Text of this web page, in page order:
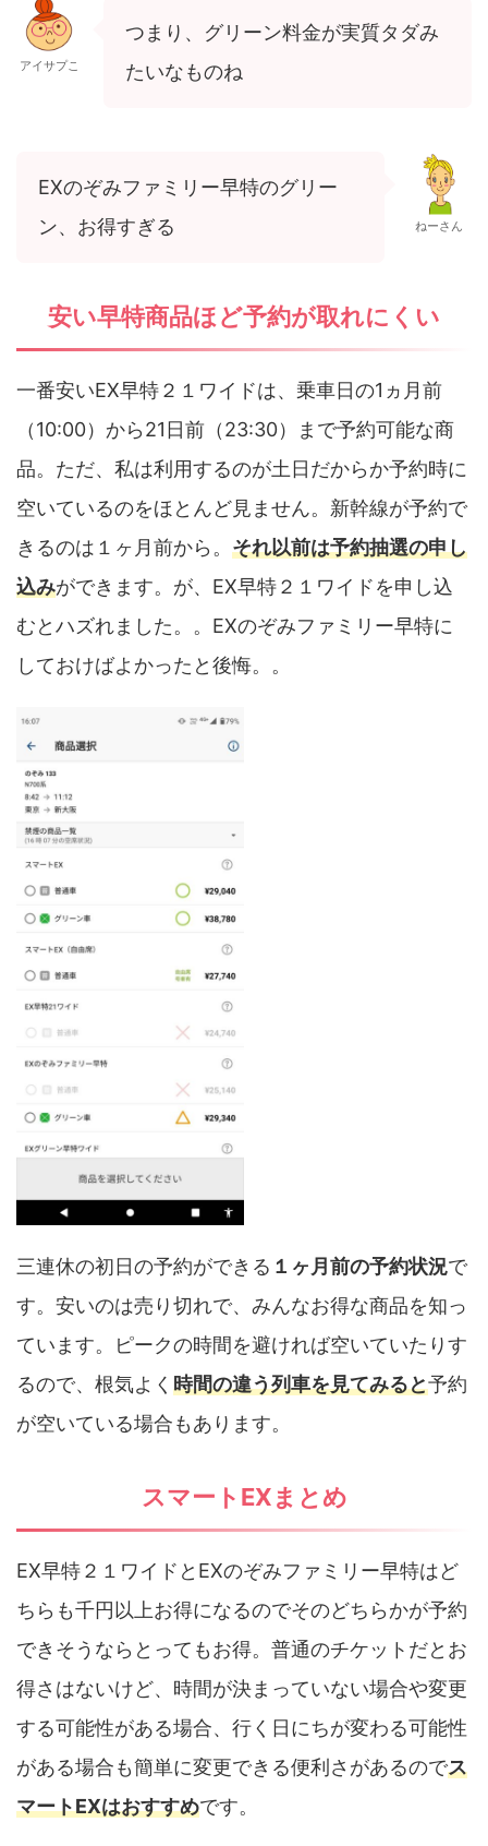
アイサプこ
つまり、グリーン料金が実質タダみ
たいなものね
EXのぞみファミリー早特のグリー
ン、お得すぎる
ねーさん
安い早特商品ほど予約が取れにくい
一番安いEX早特２１ワイドは、乗車日の1ヵ月前
（10:00）から21日前（23:30）まで予約可能な商
品。ただ、私は利用するのが土日だからか予約時に
空いているのをほとんど見ません。新幹線が予約で
きるのは１ヶ月前から。 それ以前は予約抽選の申し
込みができます。が、EX早特２１ワイドを申し込
むとハズれました。。EXのぞみファミリー早特に
しておけばよかったと後悔。。
三連休の初日の予約ができる １ヶ月前の予約状況で
す。安いのは売り切れで、みんなお得な商品を知っ
ています。ピークの時間を避ければ空いていたりす
るので、根気よく 時間の違う列車を見てみると予約
が空いている場合もあります。
スマートEXまとめ
EX早特２１ワイドとEXのぞみファミリー早特はど
ちらも千円以上お得になるのでそのどちらかが予約
できそうならとってもお得。普通のチケットだとお
得さはないけど、時間が決まっていない場合や変更
する可能性がある場合、行く日にちが変わる可能性
がある場合も簡単に変更できる便利さがあるのでス
マートEXはおすすめです。